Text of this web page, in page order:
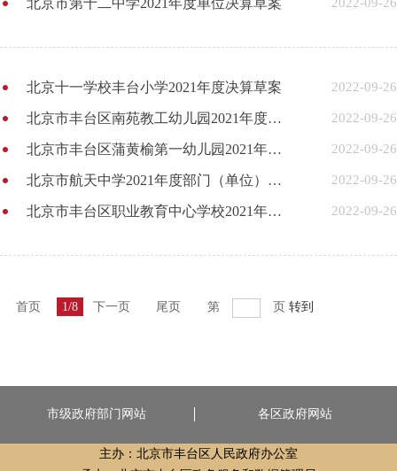
北京市第十二中学2021年度单位决算草案
北京十一学校丰台小学2021年度决算草案 2022-09-26
北京市丰台区南苑教工幼儿园2021年度部门（单位）决算草案 2022-09-26
北京市丰台区蒲黄榆第一幼儿园2021年度决算草案 2022-09-26
北京市航天中学2021年度部门（单位）决算草案 2022-09-26
北京市丰台区职业教育中心学校2021年度部门（单位）决算草案 2022-09-26
首页 1/8 下一页 尾页 第 页 转到
市级政府部门网站 各区政府网站
主办：北京市丰台区人民政府办公室